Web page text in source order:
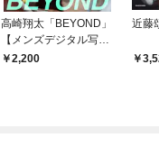
高崎翔太「BEYOND」
【メンズデジタル写真
集】2,200
近藤